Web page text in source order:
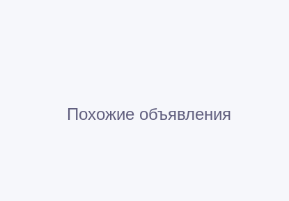
Похожие объявления